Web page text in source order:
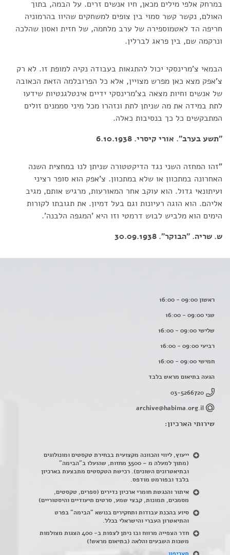
במרחק אלפי מילים מכאן, חיו אנשים זרים. על הבמה, בתוך
האולם, נקשר קשר סמוי בין צופים למשחקים שהיוו בהרמוניה
חריפה הד לאטמוספירה של ערב מלחמה, של חזית ואסון שהלכה
ונרקמה שם, בין פראג לברלין.
הבמאי צ'מרינסקי יכול להתגאות בעבודה נקיה למופת זו. לא רק
צ'אפק מצא כאן מפרש מצויין, אלא כל הפרובלמה הזאת הכאובה
של אנשים וחיות מצאה בצ'מרינסקי ידיים אינטלגנטיות שידעו
לתת במידה את מה שניתן לתת ונזהרו מכל מיני סממנים זולים
המתבקשים כל כך בנסיבות כאלה.
"תשע בערב". אורי קיסרי. 6.10.1938
"זהו המחזה השני נגד הדיקטטורה שניתן לנו במחצית השנה
האחרונה במתכוון או שלא במתכוון. צ'אפק הוא סופר רציני
ועיתונאי גדול. הוא עוקב אחר המאורעות, מרגיש אותם, מגיב
אליהם. הוא הוגה רעיונות וגם בעל דמיון. את תגובתו לקורות
הימים הוא מלביש לבוש דרמטי וזו היא 'המגפה הלבנה'.
ש. שריה. "הבוקר". 30.09.1938
ראשון 09:00 - 16:00
שני 09:00 - 16:00
שלישי 09:00 - 16:00
רביעי 09:00 - 16:00
חמישי 09:00 - 16:00
הגעה בתיאום מראש בלבד
03-5266720
archive@habima.org.il
שירותי הארכיון:
ייעוץ, ליווי והכוונה מקצועית בבחירת טקסטים ומונולוגים
(מתוך למעלה מ – 3500 מחזות, שהועלו ב"הבימה"
ובתיאטרונים השונים). רכישת הטקסטים מתבצעת בארכיון
בלבד ובפורמט מודפס.
איתור והנגשת חומרי ארכיון נדירים (ספרים, טקסטים,
מסמכים, תמונות, קבצי שמע, סרטים תיעודיים והיסטוריים)
סיוע בהכנת עבודות ותחקירים בנושא "הבימה" בפרט
והתיאטרון העברי והישראלי בכלל.
חדר הצפייה מרווח ובו ניתן לצפות ב- 400 הצגות מצולמות
משנות השבעים והלאה (בתיאום מראש!)
תעריפון